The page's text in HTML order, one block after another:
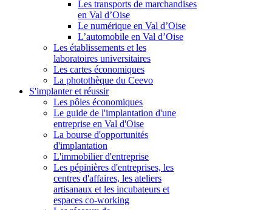
Les transports de marchandises
en Val d’Oise
Le numérique en Val d’Oise
L’automobile en Val d’Oise
Les établissements et les
laboratoires universitaires
Les cartes économiques
La photothèque du Ceevo
S'implanter et réussir
Les pôles économiques
Le guide de l'implantation d'une
entreprise en Val d'Oise
La bourse d'opportunités
d'implantation
L'immobilier d'entreprise
Les pépinières d'entreprises, les
centres d'affaires, les ateliers
artisanaux et les incubateurs et
espaces co-working